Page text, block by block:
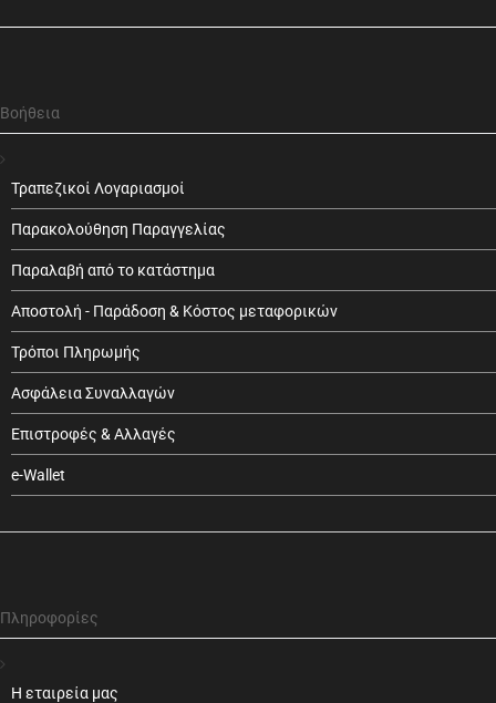
Βοήθεια
Τραπεζικοί Λογαριασμοί
Παρακολούθηση Παραγγελίας
Παραλαβή από το κατάστημα
Αποστολή - Παράδοση & Κόστος μεταφορικών
Τρόποι Πληρωμής
Ασφάλεια Συναλλαγών
Επιστροφές & Αλλαγές
e-Wallet
Πληροφορίες
Η εταιρεία μας